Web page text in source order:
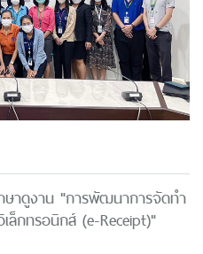
าดูงาน "การพัฒนาการจัดทำ
เล็กทรอนิกส์ (e-Receipt)"